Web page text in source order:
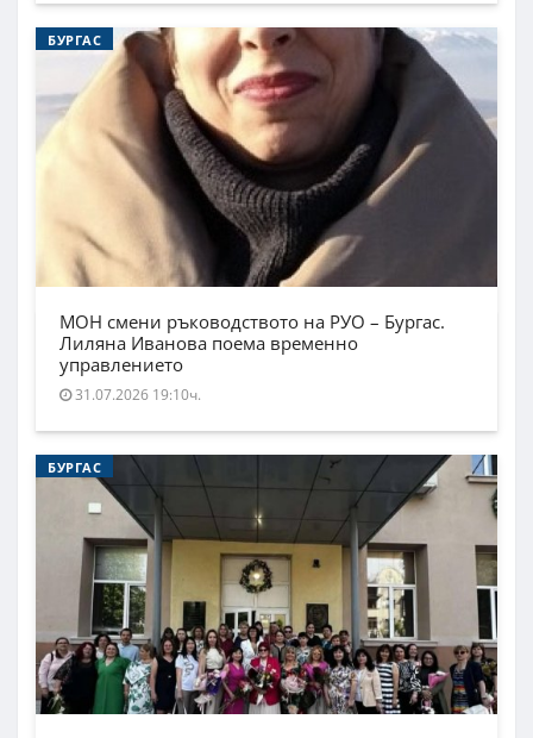
БУРГАС
МОН смени ръководството на РУО – Бургас.
Лиляна Иванова поема временно
управлението
31.07.2026 19:10ч.
БУРГАС